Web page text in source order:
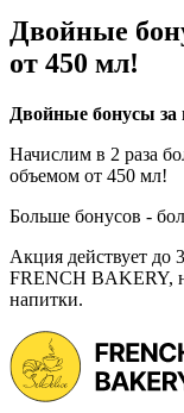
Двойные
от 450 мл!
Двойные бонусы за
Начислим в 2 раза
объемом от 450 мл!
Больше бонусов -
Акция действует до
FRENCH BAKERY,
напитки.